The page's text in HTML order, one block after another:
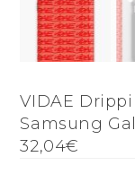
VIDAE
Samsung
32,04€